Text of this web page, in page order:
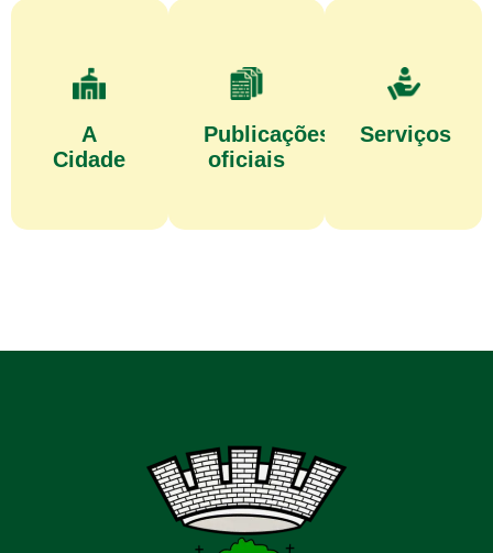
A
Cidade
Publicações
oficiais
Serviços